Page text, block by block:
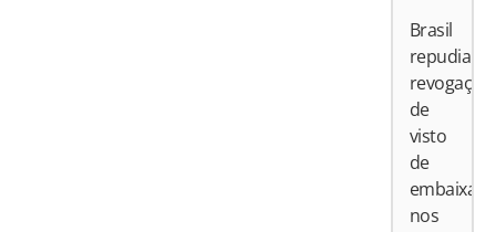
Brasil
repudia
revogação
de
visto
de
nos